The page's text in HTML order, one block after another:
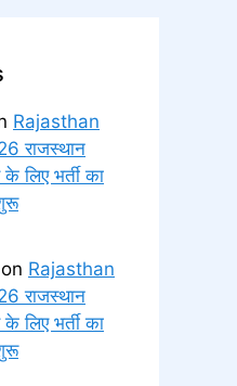
Rajasthan
राजस्थान
लिए भर्ती का
on Rajasthan
राजस्थान
लिए भर्ती का